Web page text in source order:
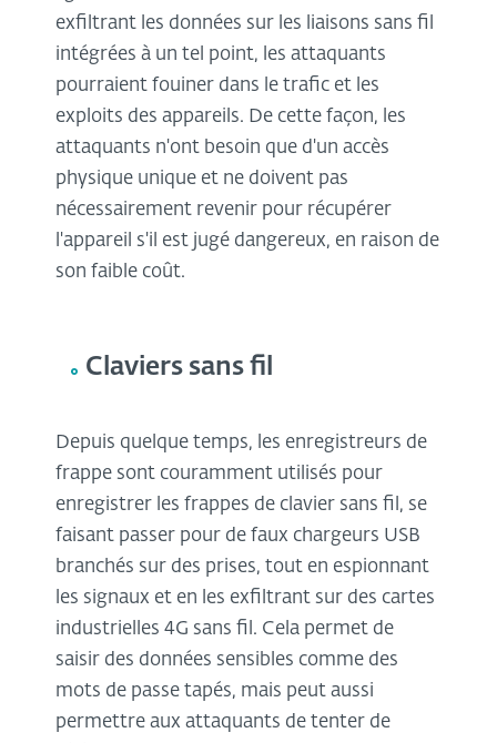
exfiltrant les données sur les liaisons sans fil
intégrées à un tel point, les attaquants
pourraient fouiner dans le trafic et les
exploits des appareils. De cette façon, les
attaquants n'ont besoin que d'un accès
physique unique et ne doivent pas
nécessairement revenir pour récupérer
l'appareil s'il est jugé dangereux, en raison de
son faible coût.
Claviers sans fil
Depuis quelque temps, les enregistreurs de
frappe sont couramment utilisés pour
enregistrer les frappes de clavier sans fil, se
faisant passer pour de faux chargeurs USB
branchés sur des prises, tout en espionnant
les signaux et en les exfiltrant sur des cartes
industrielles 4G sans fil. Cela permet de
saisir des données sensibles comme des
mots de passe tapés, mais peut aussi
permettre aux attaquants de tenter de